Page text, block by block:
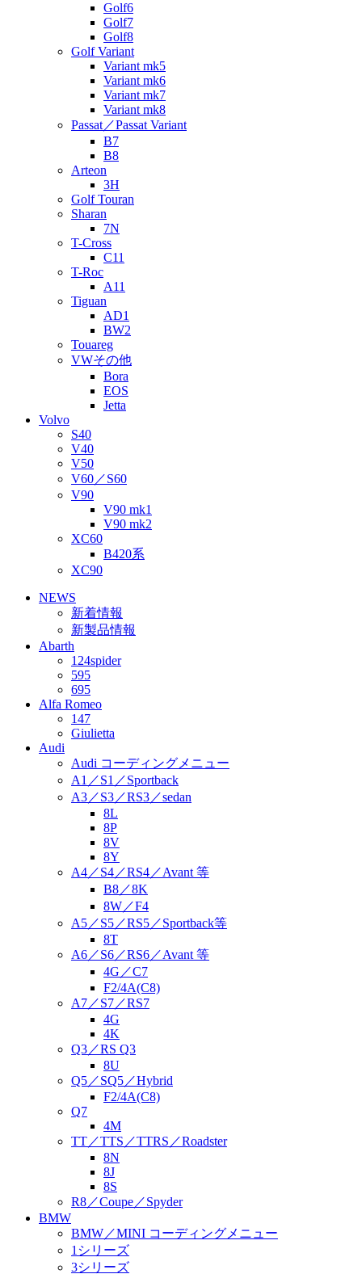
Golf6
Golf7
Golf8
Golf Variant
Variant mk5
Variant mk6
Variant mk7
Variant mk8
Passat／Passat Variant
B7
B8
Arteon
3H
Golf Touran
Sharan
7N
T-Cross
C11
T-Roc
A11
Tiguan
AD1
BW2
Touareg
VWその他
Bora
EOS
Jetta
Volvo
S40
V40
V50
V60／S60
V90
V90 mk1
V90 mk2
XC60
B420系
XC90
NEWS
新着情報
新製品情報
Abarth
124spider
595
695
Alfa Romeo
147
Giulietta
Audi
Audi コーディングメニュー
A1／S1／Sportback
A3／S3／RS3／sedan
8L
8P
8V
8Y
A4／S4／RS4／Avant 等
B8／8K
8W／F4
A5／S5／RS5／Sportback等
8T
A6／S6／RS6／Avant 等
4G／C7
F2/4A(C8)
A7／S7／RS7
4G
4K
Q3／RS Q3
8U
Q5／SQ5／Hybrid
F2/4A(C8)
Q7
4M
TT／TTS／TTRS／Roadster
8N
8J
8S
R8／Coupe／Spyder
BMW
BMW／MINI コーディングメニュー
1シリーズ
3シリーズ